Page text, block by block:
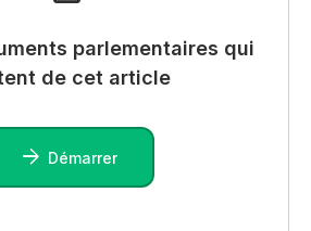
parlementaires qui
de cet article
Démarrer